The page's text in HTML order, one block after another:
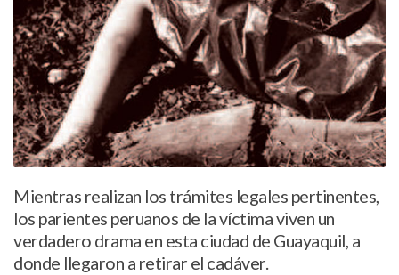
Mientras realizan los trámites legales pertinentes,
los parientes peruanos de la víctima viven un
verdadero drama en esta ciudad de Guayaquil, a
donde llegaron a retirar el cadáver.